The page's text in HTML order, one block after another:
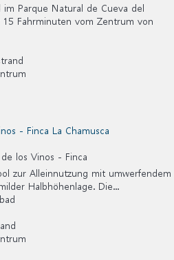
im Parque Natural de Cueva del
Fahrminuten vom Zentrum von
los Vinos - Finca
zur Alleinnutzung mit umwerfendem
Halbhöhenlage. Die...